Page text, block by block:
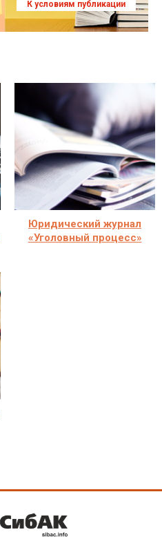
К условиям публикации
Юридический журнал
«Уголовный процесс»